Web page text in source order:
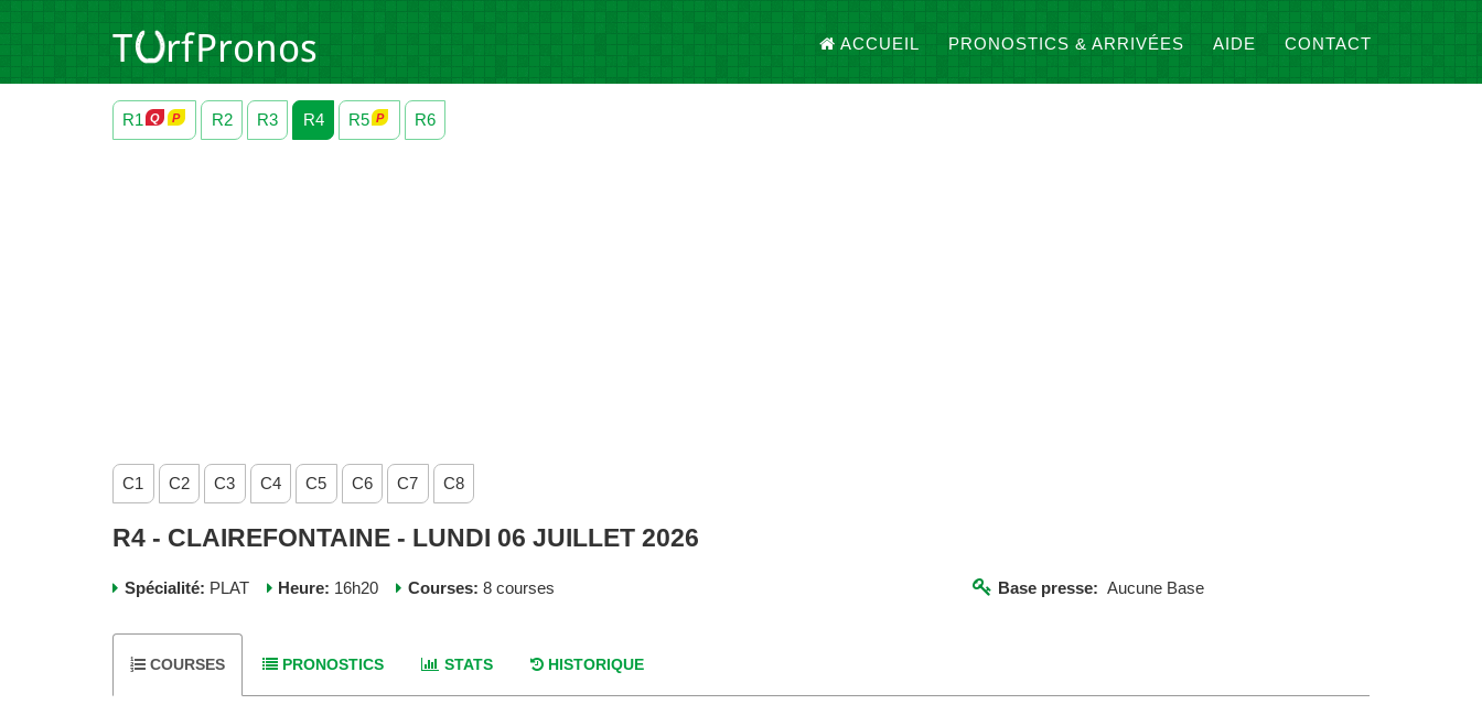
ACCUEIL PRONOSTICS & ARRIVÉES AIDE CONTACT
R1 R2 R3 R4 R5 R6
C1 C2 C3 C4 C5 C6 C7 C8
R4 - CLAIREFONTAINE - LUNDI 06 JUILLET 2026
Spécialité: PLAT Heure: 16h20 Courses: 8 courses Base presse: Aucune Base
COURSES PRONOSTICS STATS HISTORIQUE